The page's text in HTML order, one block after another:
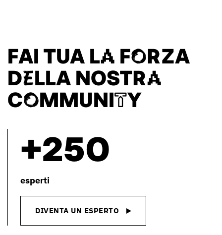
FAI TUA LA FORZA
DELLA NOSTRA
COMMUNITY
+250
esperti
DIVENTA UN ESPERTO